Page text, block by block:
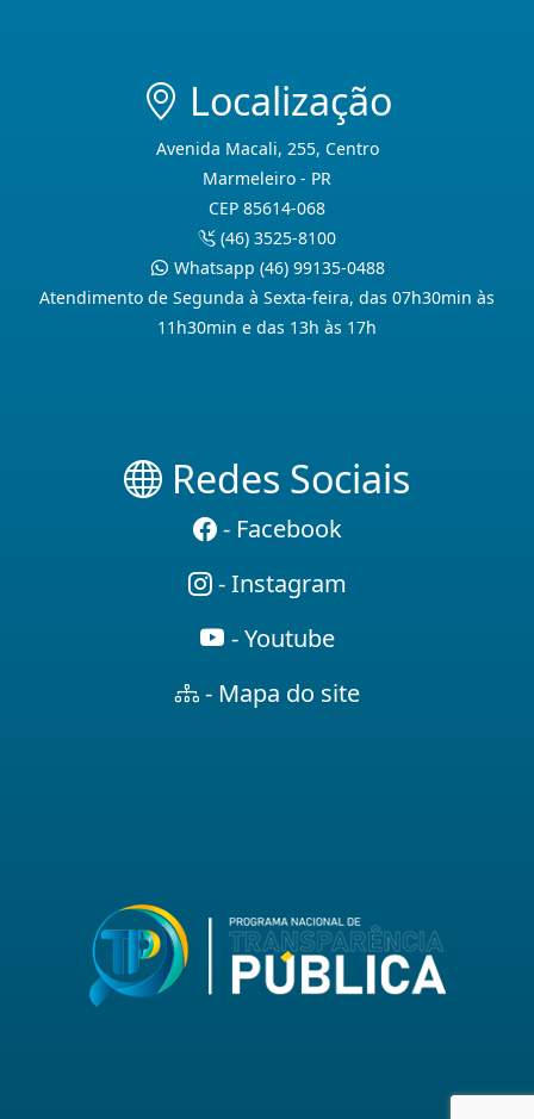
Localização
Avenida Macali, 255, Centro
Marmeleiro - PR
CEP 85614-068
(46) 3525-8100
Whatsapp (46) 99135-0488
Atendimento de Segunda à Sexta-feira, das 07h30min às
11h30min e das 13h às 17h
Redes Sociais
- Facebook
- Instagram
- Youtube
- Mapa do site